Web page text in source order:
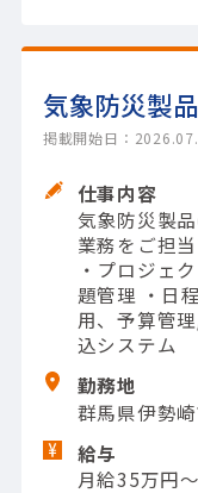
気象防災製
掲載開始日：
仕事内容
気象防災製
業務をご担
・プロジェ
題管理 ・日
用、予算管
込システム
勤務地
群馬県伊勢
給与
月給35万円